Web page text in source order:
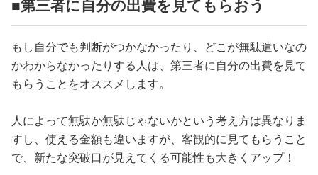
■第三者に自分の出費を見てもらおう
もし自分でも判断がつかなかったり、どこが無駄遣いなの
かわからなかったりする人は、第三者に自分の出費を見て
もらうことをオススメします。
人によって無駄か無駄じゃないかという考え方は異なりま
すし、使える金額も違いますが、客観的に見てもらうこと
で、新たな突破口が見えてくる可能性も大きくアップ！